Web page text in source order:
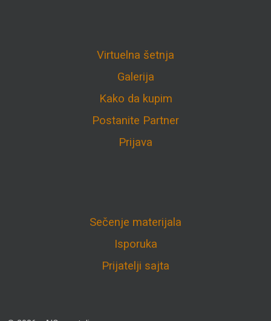
Virtuelna šetnja
Galerija
Kako da kupim
Postanite Partner
Prijava
Sečenje materijala
Isporuka
Prijatelji sajta